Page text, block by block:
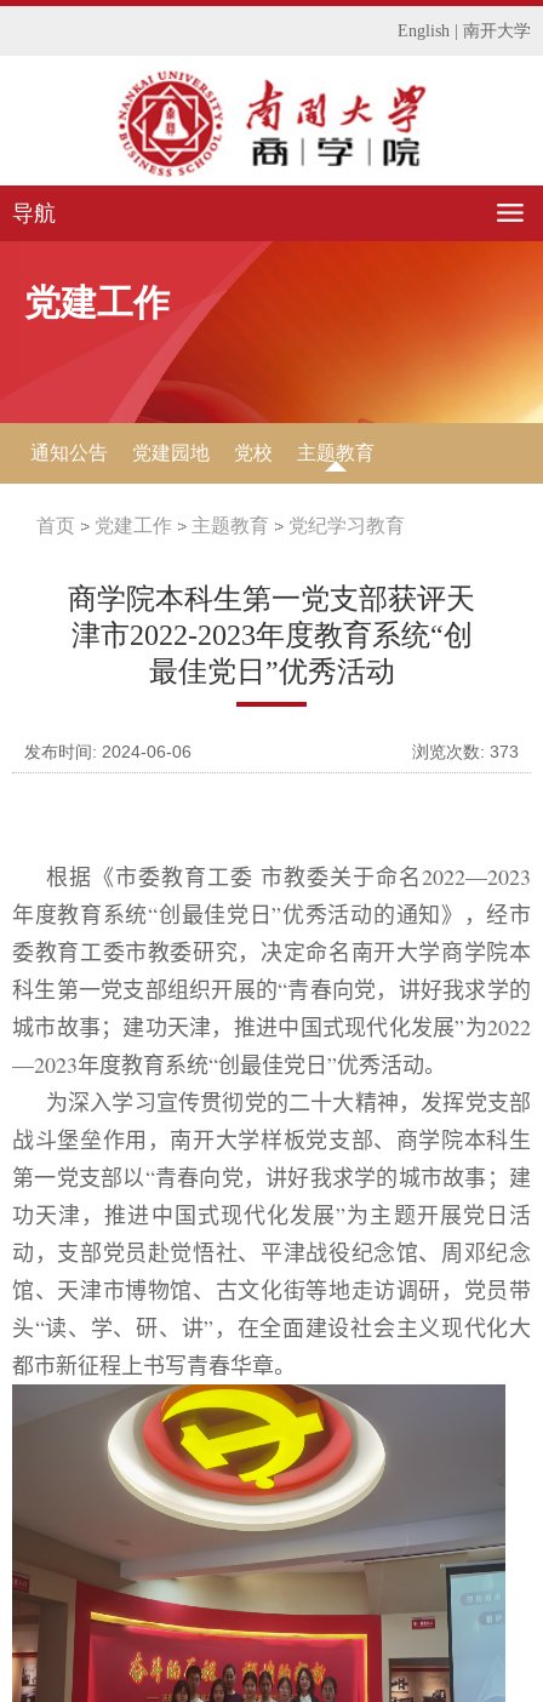
English 南开大学
导航
党建工作
通知公告 党建园地 党校 主题教育
首页 党建工作 主题教育 党纪学习教育
商学院本科生第一党支部获评天
津市2022-2023年度教育系统“创
最佳党日”优秀活动
发布时间: 2024-06-06 浏览次数: 373
根据《市委教育工委 市教委关于命名2022—2023
年度教育系统“创最佳党日”优秀活动的通知》，经市
委教育工委市教委研究，决定命名南开大学商学院本
科生第一党支部组织开展的“青春向党，讲好我求学的
城市故事；建功天津，推进中国式现代化发展”为2022
—2023年度教育系统“创最佳党日”优秀活动。
为深入学习宣传贯彻党的二十大精神，发挥党支部
战斗堡垒作用，南开大学样板党支部、商学院本科生
第一党支部以“青春向党，讲好我求学的城市故事；建
功天津，推进中国式现代化发展”为主题开展党日活
动，支部党员赴觉悟社、平津战役纪念馆、周邓纪念
馆、天津市博物馆、古文化街等地走访调研，党员带
头“读、学、研、讲”，在全面建设社会主义现代化大
都市新征程上书写青春华章。